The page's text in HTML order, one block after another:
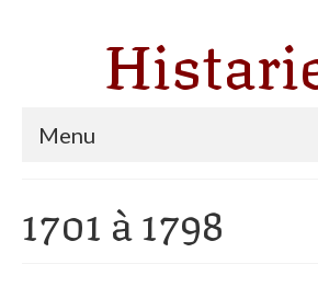
Menu
Thèmes
1701 à 1798